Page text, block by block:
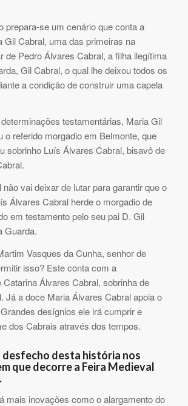
prepara-se um cenário que conta a
Gil Cabral, uma das primeiras na
de Pedro Álvares Cabral, a filha ilegítima
Gil Cabral, o qual lhe deixou todos os
a condição de construir uma capela
testamentárias, Maria Gil
o referido morgadio em Belmonte, que
sobrinho Luís Álvares Cabral, bisavô de
vai deixar de lutar para garantir que o
Álvares Cabral herde o morgadio de
em testamento pelo seu pai D. Gil
Guarda.
Vasques da Cunha, senhor de
isso? Este conta com a
Álvares Cabral, sobrinha de
Já a doce Maria Álvares Cabral apoia o
desígnios ele irá cumprir e
dos Cabrais através dos tempos.
desfecho desta história nos
que decorre a Feira Medieval
mais inovações como o alargamento do